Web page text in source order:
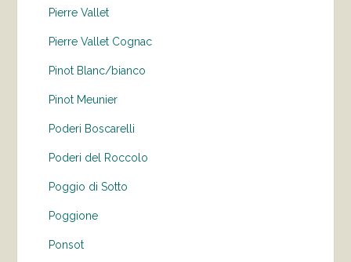
Pierre Vallet
Pierre Vallet Cognac
Pinot Blanc/bianco
Pinot Meunier
Poderi Boscarelli
Poderi del Roccolo
Poggio di Sotto
Poggione
Ponsot